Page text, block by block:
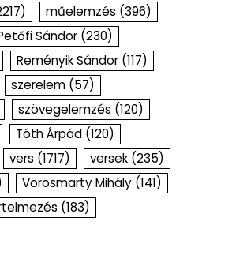
műelemzés (396)
Sándor (230)
Reményik Sándor (117)
szerelem (57)
szövegelemzés (120)
Tóth Árpád (120)
vers (1717) versek (235)
Vörösmarty Mihály (141)
(183)